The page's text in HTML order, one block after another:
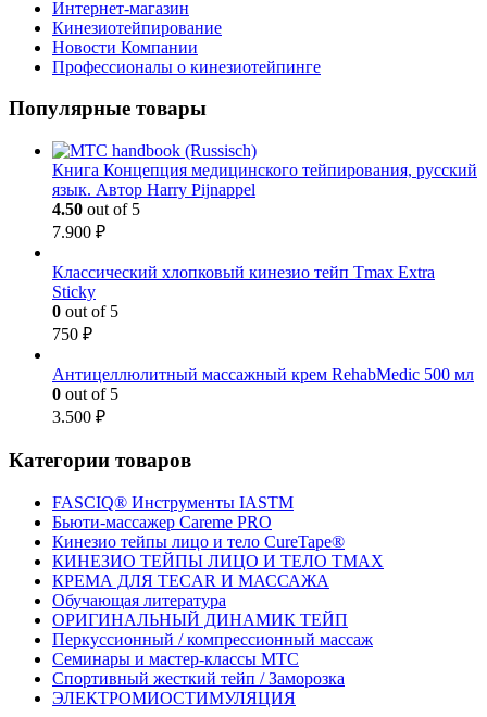
Интернет-магазин
Кинезиотейпирование
Новости Компании
Профессионалы о кинезиотейпинге
Популярные товары
Книга Концепция медицинского тейпирования, русский
язык. Автор Harry Pijnappel
4.50 out of 5
7.900 ₽
Классический хлопковый кинезио тейп Tmax Extra
Sticky
0 out of 5
750 ₽
Антицеллюлитный массажный крем RehabMedic 500 мл
0 out of 5
3.500 ₽
Категории товаров
FASCIQ® Инструменты IASTM
Бьюти-массажер Careme PRO
Кинезио тейпы лицо и тело CureTape®
КИНЕЗИО ТЕЙПЫ ЛИЦО И ТЕЛО TMAX
КРЕМА ДЛЯ TECAR И МАССАЖА
Обучающая литература
ОРИГИНАЛЬНЫЙ ДИНАМИК ТЕЙП
Перкуссионный / компрессионный массаж
Семинары и мастер-классы MTC
Спортивный жесткий тейп / Заморозка
ЭЛЕКТРОМИОСТИМУЛЯЦИЯ